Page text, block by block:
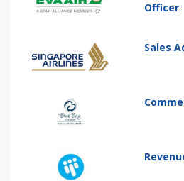
Officer
Sales